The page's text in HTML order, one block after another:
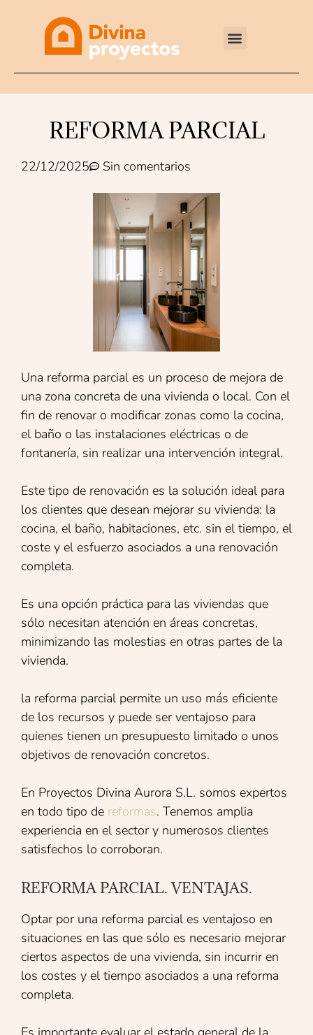
REFORMA PARCIAL
22/12/2025 Sin comentarios
Una reforma parcial es un proceso de mejora de
una zona concreta de una vivienda o local. Con el
fin de renovar o modificar zonas como la cocina,
el baño o las instalaciones eléctricas o de
fontanería, sin realizar una intervención integral.
Este tipo de renovación es la solución ideal para
los clientes que desean mejorar su vivienda: la
cocina, el baño, habitaciones, etc. sin el tiempo, el
coste y el esfuerzo asociados a una renovación
completa.
Es una opción práctica para las viviendas que
sólo necesitan atención en áreas concretas,
minimizando las molestias en otras partes de la
vivienda.
la reforma parcial permite un uso más eficiente
de los recursos y puede ser ventajoso para
quienes tienen un presupuesto limitado o unos
objetivos de renovación concretos.
En Proyectos Divina Aurora S.L. somos expertos
en todo tipo de reformas. Tenemos amplia
experiencia en el sector y numerosos clientes
satisfechos lo corroboran.
REFORMA PARCIAL. VENTAJAS.
Optar por una reforma parcial es ventajoso en
situaciones en las que sólo es necesario mejorar
ciertos aspectos de una vivienda, sin incurrir en
los costes y el tiempo asociados a una reforma
completa.